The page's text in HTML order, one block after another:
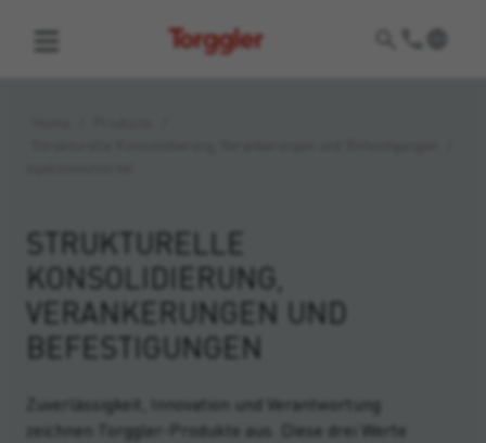
Torggler
STRUKTURELLE
KONSOLIDIERUNG,
VERANKERUNGEN UND
BEFESTIGUNGEN
Zuverlässigkeit, Innovation und Verantwortung
zeichnen Torggler-Produkte aus. Diese drei Werte